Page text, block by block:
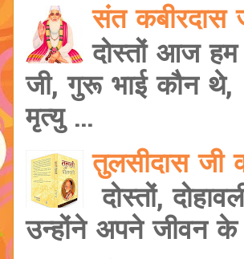
संत कबीरदास
दोस्तों आज
जी, गुरू भाई कौन
मृत्यु ...
तुलसीदास
दोस्तों,
उन्होंने अपने जीवन के